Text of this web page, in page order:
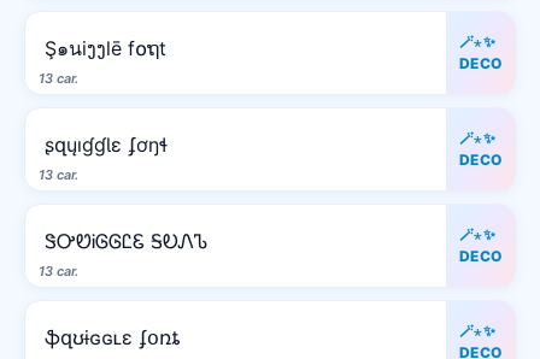
13 car.
Ş๑นiງງlē f໐ຖt
🪄⋆✨
DECO
13 car.
ʂզųıɠɠƖɛ ʄơŋɬ
🪄⋆✨
DECO
13 car.
ᏕᎤᏬᎥᎶᎶᏝᏋ ᎦᎧᏁᏖ
🪄⋆✨
DECO
ֆզʊɨɢɢʟɛ ʄօռȶ
🪄⋆✨
DECO